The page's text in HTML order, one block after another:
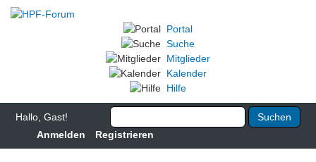
Portal
Suche
Mitglieder
Kalender
Hilfe
Hallo, Gast!
Anmelden
Registrieren